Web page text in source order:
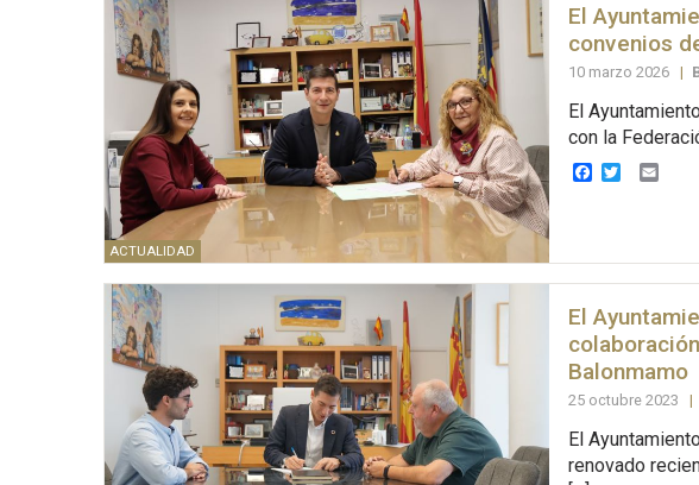
ACTUALIDAD
El
convenios
10 marzo 2026 |
El
con la
Facebook
TwitterEmail
El
Balonmamo
25 octubre 2023 |
El
renovado